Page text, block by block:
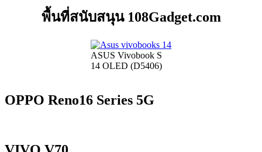
พื้นที่สนับสนุน 108Gadget.com
ASUS Vivobook S
14 OLED (D5406)
OPPO Reno16 Series 5G